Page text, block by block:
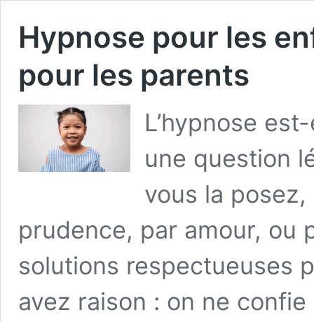
Hypnose pour les
pour les parents
L’hypnose
une question
vous la posez,
prudence, par amour, ou
solutions respectueuses
avez raison : on ne